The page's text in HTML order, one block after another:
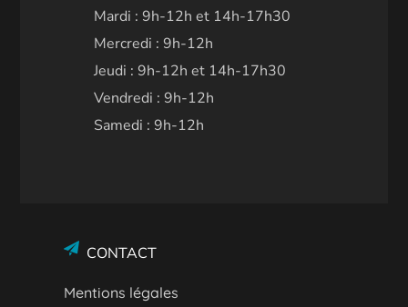
Mardi : 9h-12h et 14h-17h30
Mercredi : 9h-12h
Jeudi : 9h-12h et 14h-17h30
Vendredi : 9h-12h
Samedi : 9h-12h
CONTACT
Mentions légales